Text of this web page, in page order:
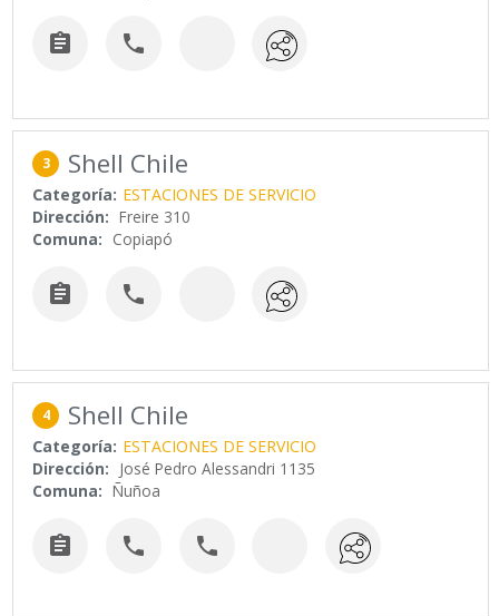
 
3 Shell Chile
Categoría: ESTACIONES DE SERVICIO
Dirección: Freire 310
Comuna: Copiapó
 
4 Shell Chile
Categoría: ESTACIONES DE SERVICIO
Dirección: José Pedro Alessandri 1135
Comuna: Ñuñoa
  